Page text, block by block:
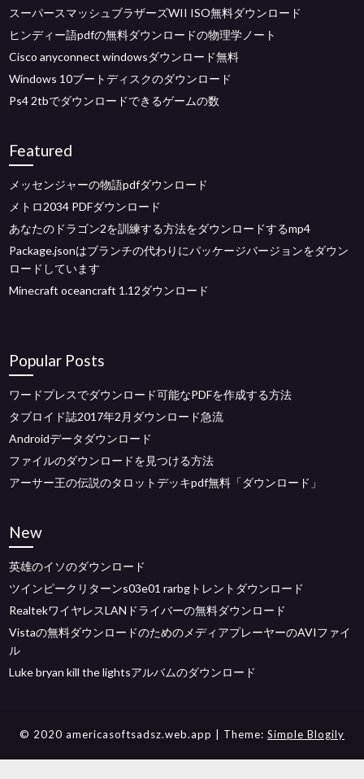
スーパースマッシュブラザーズWII ISO無料ダウンロード
ヒンディー語pdfの無料ダウンロードの物理学ノート
Cisco anyconnect windowsダウンロード無料
Windows 10ブートディスクのダウンロード
Ps4 2tbでダウンロードできるゲームの数
Featured
メッセンジャーの物語pdfダウンロード
メトロ2034 PDFダウンロード
あなたのドラゴン2を訓練する方法をダウンロードするmp4
Package.jsonはブランチの代わりにパッケージバージョンをダウン
ロードしています
Minecraft oceancraft 1.12ダウンロード
Popular Posts
ワードプレスでダウンロード可能なPDFを作成する方法
タブロイド誌2017年2月ダウンロード急流
Androidデータダウンロード
ファイルのダウンロードを見つける方法
アーサー王の伝説のタロットデッキpdf無料「ダウンロード」
New
英雄のイソのダウンロード
ツインピークリターンs03e01 rarbgトレントダウンロード
RealtekワイヤレスLANドライバーの無料ダウンロード
Vistaの無料ダウンロードのためのメディアプレーヤーのAVIファイ
ル
Luke bryan kill the lightsアルバムのダウンロード
© 2020 americasoftsadsz.web.app | Theme: Simple Blogily